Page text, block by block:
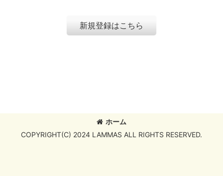
新規登録はこちら
ホーム
COPYRIGHT(C) 2024 LAMMAS ALL RIGHTS RESERVED.